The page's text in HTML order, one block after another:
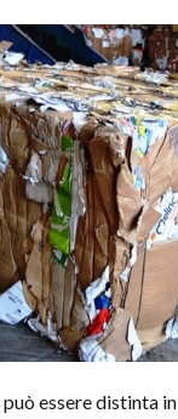
essere distinta in